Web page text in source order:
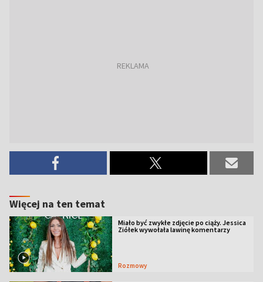
Więcej na ten temat
Miało być zwykłe zdjęcie po ciąży. Jessica
Ziółek wywołała lawinę komentarzy
Rozmowy